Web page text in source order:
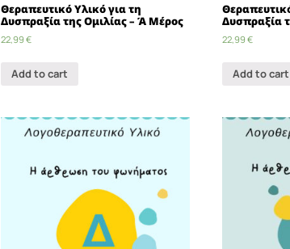
Θεραπευτικό Υλικό για τη
Δυσπραξία της Ομιλίας – Ά Μέρος
22,99 €
Add to cart
Δυσπραξία
22,99 €
Add to cart